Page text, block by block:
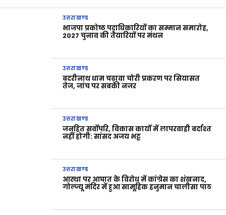
उत्तराखण्ड
भाजपा प्रकोष्ठ पदाधिकारियों का सम्मान समारोह,
2027 चुनाव की तैयारियों पर मंथन
उत्तराखण्ड
बदरीनाथ धाम चढ़ावा चोरी प्रकरण पर सियासत
तेज, जांच पर सबकी नजर
उत्तराखण्ड
जनहित सर्वोपरि, विकास कार्यों में लापरवाही बर्दाश्त
नहीं होगी: सांसद अजय भट्ट
उत्तराखण्ड
आस्था पर आघात के विरोध में कांग्रेस का शंखनाद,
गोल्ज्यू मंदिर में हुआ सामूहिक हनुमान चालीसा पाठ